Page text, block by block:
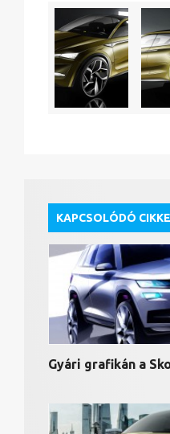
KAPCSOLÓDÓ
Gyári grafikán a